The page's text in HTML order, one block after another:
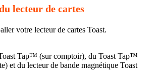
lecteur de cartes
votre lecteur de cartes Toast.